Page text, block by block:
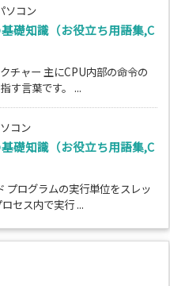
ソコン
礎知識（お役立ち用語集,C
チャー 主にCPU内部の命令の
す言葉です。 ...
コン
礎知識（お役立ち用語集,C
プログラムの実行単位をスレッ
セス内で実行 ...